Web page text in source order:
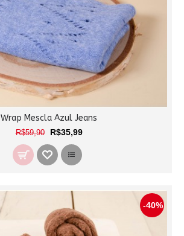
Wrap Mescla Azul Jeans
R$59,90 R$35,99
-40%